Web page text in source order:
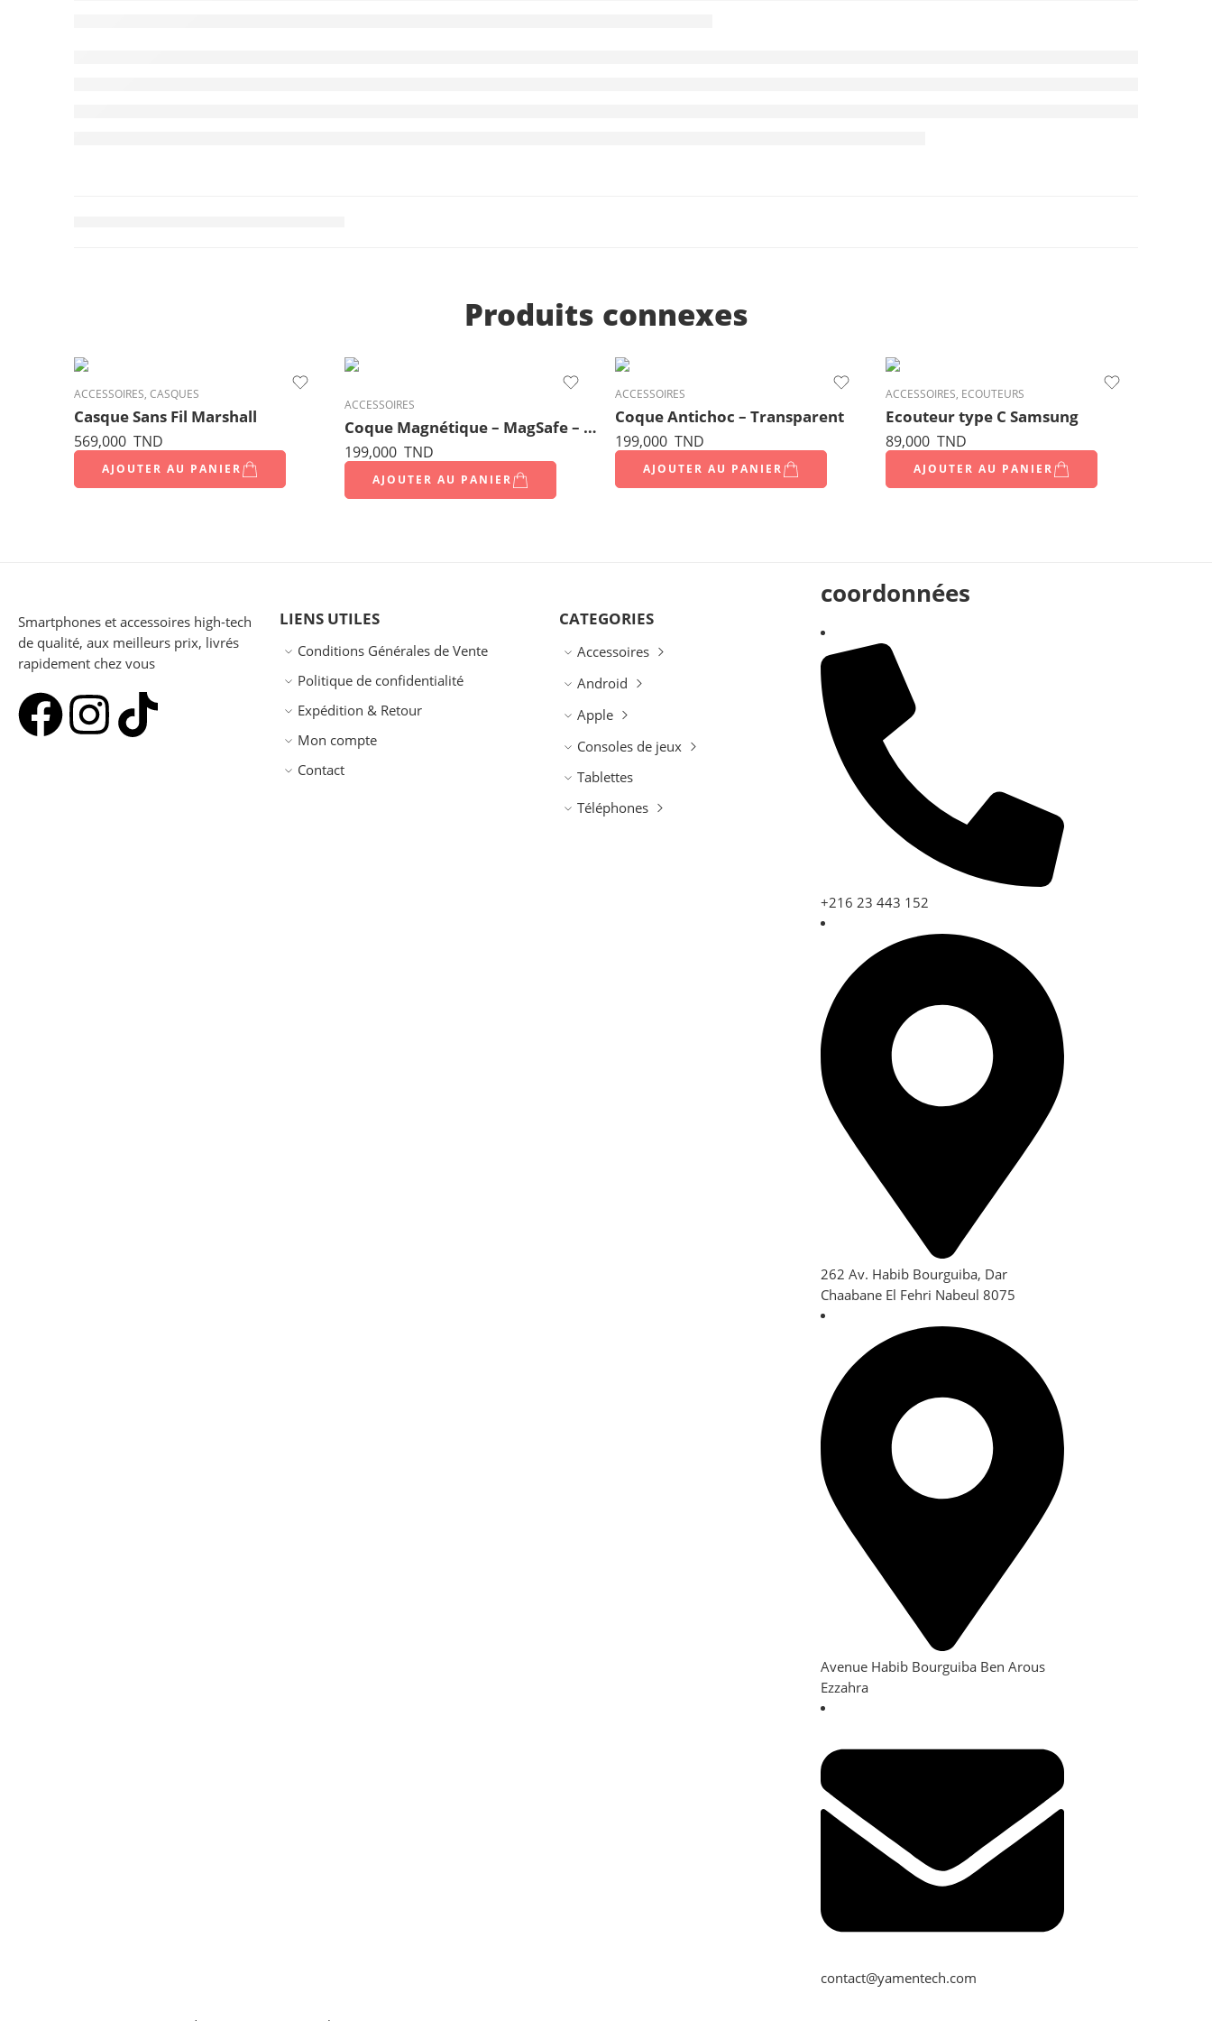
Produits connexes
ACCESSOIRES, CASQUES
Casque Sans Fil Marshall
569,000 TND
AJOUTER AU PANIER
ACCESSOIRES
Coque Magnétique – MagSafe – Antichoc
199,000 TND
AJOUTER AU PANIER
ACCESSOIRES
Coque Antichoc – Transparent
199,000 TND
AJOUTER AU PANIER
ACCESSOIRES, ECOUTEURS
Ecouteur type C Samsung
89,000 TND
AJOUTER AU PANIER
Smartphones et accessoires high-tech
de qualité, aux meilleurs prix, livrés
rapidement chez vous
LIENS UTILES
Conditions Générales de Vente
Politique de confidentialité
Expédition & Retour
Mon compte
Contact
CATEGORIES
Accessoires
Android
Apple
Consoles de jeux
Tablettes
Téléphones
coordonnées
+216 23 443 152
262 Av. Habib Bourguiba, Dar
Chaabane El Fehri Nabeul 8075
Avenue Habib Bourguiba Ben Arous
Ezzahra
contact@yamentech.com